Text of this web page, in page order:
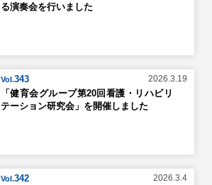
る演奏会を行いました
Vol.343
「健育会グループ第20回看護・リハビリ
テーション研究会」を開催しました
2026.3.19
Vol.342
2026.3.4